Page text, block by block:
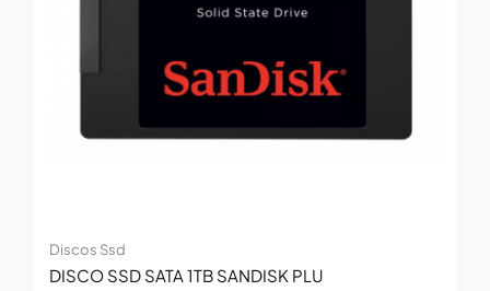
Discos Ssd
DISCO SSD SATA 1TB SANDISK PLU